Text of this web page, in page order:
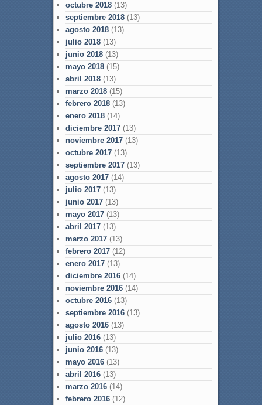
octubre 2018(13)
septiembre 2018(13)
agosto 2018(13)
julio 2018(13)
junio 2018(13)
mayo 2018(15)
abril 2018(13)
marzo 2018(15)
febrero 2018(13)
enero 2018(14)
diciembre 2017(13)
noviembre 2017(13)
octubre 2017(13)
septiembre 2017(13)
agosto 2017(14)
julio 2017(13)
junio 2017(13)
mayo 2017(13)
abril 2017(13)
marzo 2017(13)
febrero 2017(12)
enero 2017(13)
diciembre 2016(14)
noviembre 2016(14)
octubre 2016(13)
septiembre 2016(13)
agosto 2016(13)
julio 2016(13)
junio 2016(13)
mayo 2016(13)
abril 2016(13)
marzo 2016(14)
febrero 2016(12)